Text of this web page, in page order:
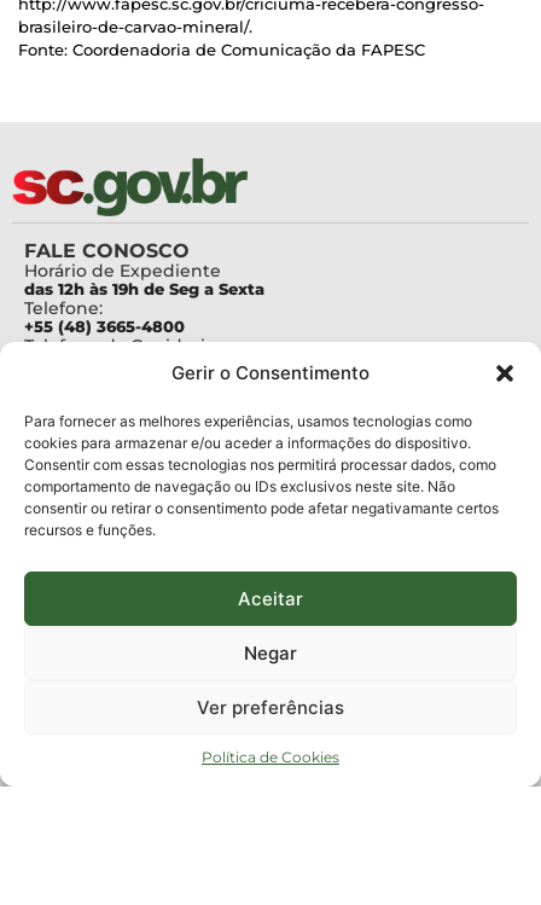
Gerir o Consentimento
Para fornecer as melhores experiências, usamos tecnologias como
cookies para armazenar e/ou aceder a informações do dispositivo.
Consentir com essas tecnologias nos permitirá processar dados, como
comportamento de navegação ou IDs exclusivos neste site. Não
consentir ou retirar o consentimento pode afetar negativamante certos
recursos e funções.
Aceitar
Negar
Ver preferências
Política de Cookies
http://www.fapesc.sc.gov.br/criciuma-recebera-congresso-
brasileiro-de-carvao-mineral/.
Fonte: Coordenadoria de Comunicação da FAPESC
FALE CONOSCO
Horário de Expediente
das 12h às 19h de Seg a Sexta
Telefone:
+55 (48) 3665-4800
Telefone da Ouvidoria
Para assuntos relacionados à Pesquisa
pesquisa@fapesc.sc.gov.br
Para assuntos relacionados à Inovação
inovacao@fapesc.sc.gov.br
Para assuntos relacionados à Bolsas
bolsas@fapesc.sc.gov.br
Para assuntos relacionados à Prestação de Contas
Para assuntos relacionados à Plataforma
plataforma@fapesc.sc.gov.br
Jair Artur da Silva dpo@fapesc.sc.gov.br 3665-4831
km 01, Módulo 12A, Edifício Fapesc / Celta, 5° andar